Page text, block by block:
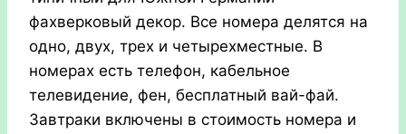
фахверковый декор. Все номера делятся на
одно, двух, трех и четырехместные. В
номерах есть телефон, кабельное
телевидение, фен, бесплатный вай-фай.
Завтраки включены в стоимость номера и